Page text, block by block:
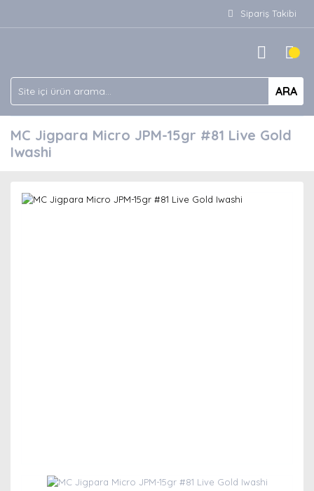
Sipariş Takibi
ARA
MC Jigpara Micro JPM-15gr #81 Live Gold
Iwashi